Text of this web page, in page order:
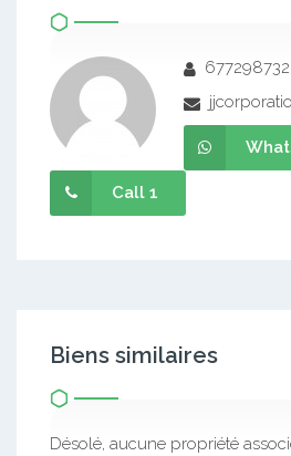
Call 1
Biens similaires
Désolé, aucune propriété